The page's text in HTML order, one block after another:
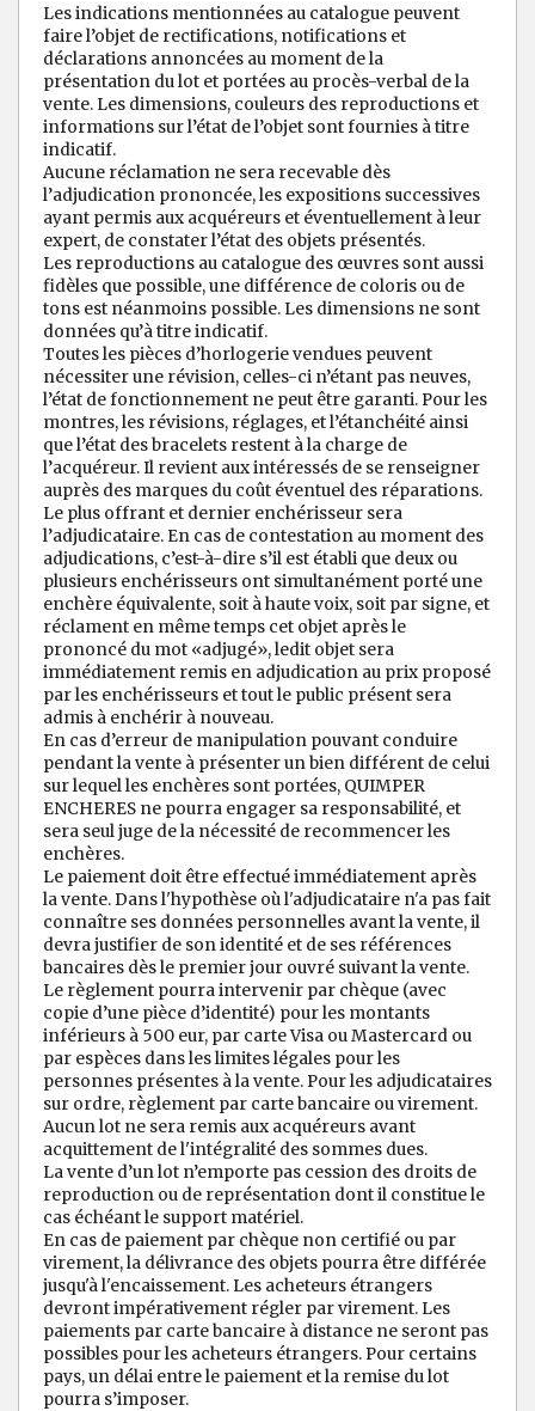
Les indications mentionnées au catalogue peuvent
faire l’objet de rectifications, notifications et
déclarations annoncées au moment de la
présentation du lot et portées au procès-verbal de la
vente. Les dimensions, couleurs des reproductions et
informations sur l’état de l’objet sont fournies à titre
indicatif.
Aucune réclamation ne sera recevable dès
l’adjudication prononcée, les expositions successives
ayant permis aux acquéreurs et éventuellement à leur
expert, de constater l’état des objets présentés.
Les reproductions au catalogue des œuvres sont aussi
fidèles que possible, une différence de coloris ou de
tons est néanmoins possible. Les dimensions ne sont
données qu’à titre indicatif.
Toutes les pièces d’horlogerie vendues peuvent
nécessiter une révision, celles-ci n’étant pas neuves,
l’état de fonctionnement ne peut être garanti. Pour les
montres, les révisions, réglages, et l’étanchéité ainsi
que l’état des bracelets restent à la charge de
l’acquéreur. Il revient aux intéressés de se renseigner
auprès des marques du coût éventuel des réparations.
Le plus offrant et dernier enchérisseur sera
l’adjudicataire. En cas de contestation au moment des
adjudications, c’est-à-dire s’il est établi que deux ou
plusieurs enchérisseurs ont simultanément porté une
enchère équivalente, soit à haute voix, soit par signe, et
réclament en même temps cet objet après le
prononcé du mot «adjugé», ledit objet sera
immédiatement remis en adjudication au prix proposé
par les enchérisseurs et tout le public présent sera
admis à enchérir à nouveau.
En cas d’erreur de manipulation pouvant conduire
pendant la vente à présenter un bien différent de celui
sur lequel les enchères sont portées, QUIMPER
ENCHERES ne pourra engager sa responsabilité, et
sera seul juge de la nécessité de recommencer les
enchères.
Le paiement doit être effectué immédiatement après
la vente. Dans l'hypothèse où l'adjudicataire n'a pas fait
connaître ses données personnelles avant la vente, il
devra justifier de son identité et de ses références
bancaires dès le premier jour ouvré suivant la vente.
Le règlement pourra intervenir par chèque (avec
copie d’une pièce d’identité) pour les montants
inférieurs à 500 eur, par carte Visa ou Mastercard ou
par espèces dans les limites légales pour les
personnes présentes à la vente. Pour les adjudicataires
sur ordre, règlement par carte bancaire ou virement.
Aucun lot ne sera remis aux acquéreurs avant
acquittement de l'intégralité des sommes dues.
La vente d’un lot n’emporte pas cession des droits de
reproduction ou de représentation dont il constitue le
cas échéant le support matériel.
En cas de paiement par chèque non certifié ou par
virement, la délivrance des objets pourra être différée
jusqu'à l'encaissement. Les acheteurs étrangers
devront impérativement régler par virement. Les
paiements par carte bancaire à distance ne seront pas
possibles pour les acheteurs étrangers. Pour certains
pays, un délai entre le paiement et la remise du lot
pourra s’imposer.